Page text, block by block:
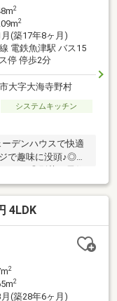
2
2
(築17年8ヶ月)
電鉄魚津駅 バス15
停 停歩2分
大字大海寺野村
システムキッチン
デンハウスで快適
で趣味に没頭♪◎さ
で身も心も健康に
ずに満喫できます！
れません・・・ぜ
ターまで車で3分、
の好立地です♪見学
0800ー816ー7141
4LDK
2
2
(築28年6ヶ月)